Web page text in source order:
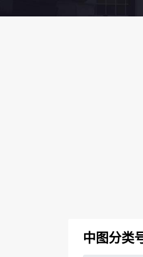
中图分类